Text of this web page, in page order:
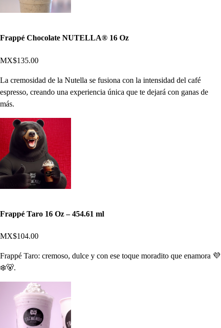
Frappé Chocolate NUTELLA®️ 16 Oz
MX$135.00
La cremosidad de la Nutella se fusiona con la intensidad del café
espresso, creando una experiencia única que te dejará con ganas de
más.
Frappé Taro 16 Oz – 454.61 ml
MX$104.00
Frappé Taro: cremoso, dulce y con ese toque moradito que enamora 💜
❄️🐻.